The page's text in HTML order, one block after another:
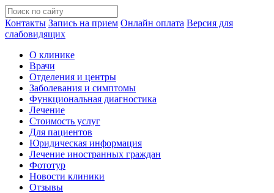
Контакты Запись на прием Онлайн оплата Версия для
слабовидящих
О клинике
Врачи
Отделения и центры
Заболевания и симптомы
Функциональная диагностика
Лечение
Стоимость услуг
Для пациентов
Юридическая информация
Лечение иностранных граждан
Фототур
Новости клиники
Отзывы